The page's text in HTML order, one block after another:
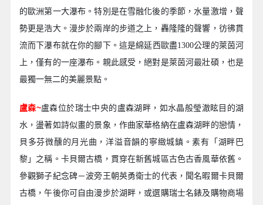
的歐洲第一大瀑布。特別是在雪融化後的季節，水量激增，聲
勢更是浩大。漫步於兩岸的步道之上，轟隆隆的聲響，彷彿貫
流而下瀑布就在你的腳下。這是綿延西歐盡1300公理的萊茵河
上，僅有的一座瀑布。親此感受，絕對是萊茵河最壯碩，也是
最獨一無二的美麗景點。
盧森~盧森位於瑞士中央的盧森湖畔，如水晶般瑩澈眩目的湖
水，盪著如詩似畫的景象，作曲家華格納在盧森湖畔的戀情，
貝多芬微醺的月光曲，洋溢音韻的寧緻城鎮。素有「湖畔巴
黎」之稱。卡貝爾古橋，貫穿在新舊城區古色古香風華依舊。
參觀獅子紀念碑－波旁王朝英勇衛士的代表，聞名暇爾卡貝爾
古橋，午後你可自由漫步於湖畔，或選購瑞士名錶及購物商場